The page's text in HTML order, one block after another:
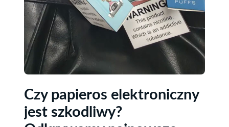
Czy papieros elektroniczny
jest szkodliwy?